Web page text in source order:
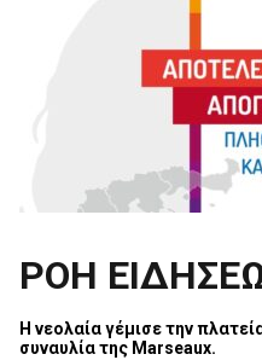
ΡΟΗ
Η νεολαία γέμισε την
συναυλία της Marseaux.